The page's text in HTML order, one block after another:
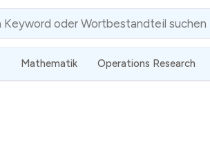
Mathematik Operations Research